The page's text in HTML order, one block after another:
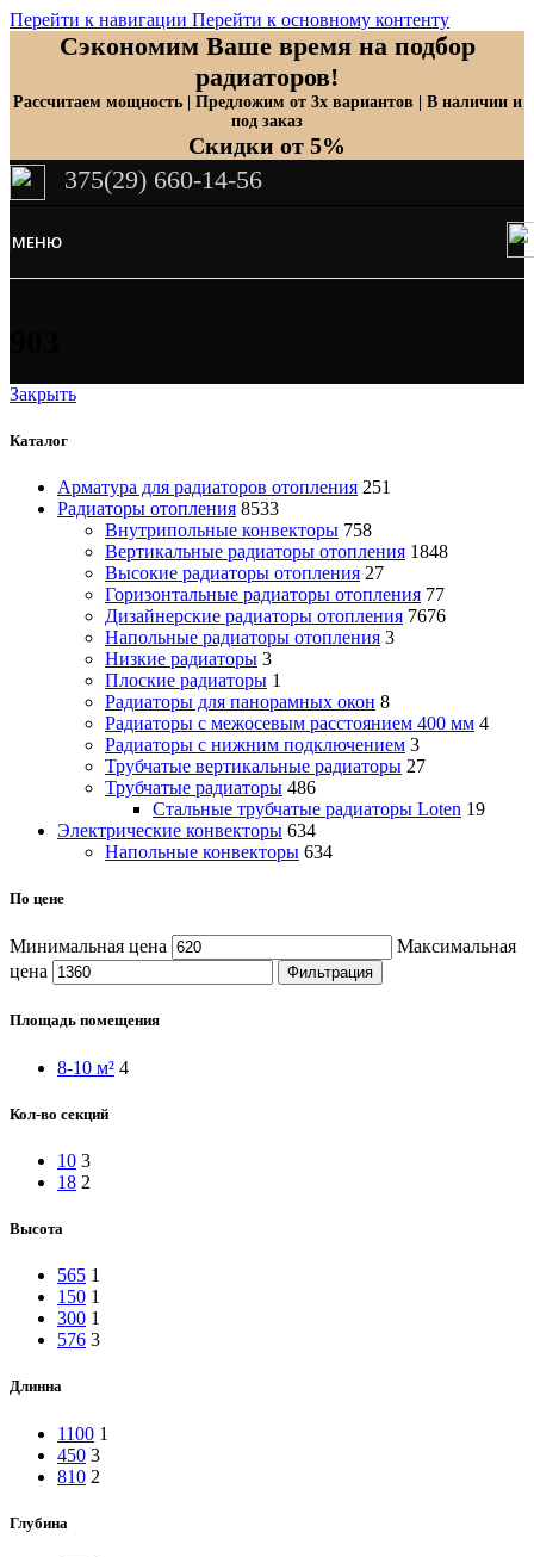
Перейти к навигации Перейти к основному контенту
Сэкономим Ваше время на подбор
радиаторов!
Рассчитаем мощность | Предложим от 3х вариантов | В наличии и
под заказ
Скидки от 5%
375(29) 660-14-56
МЕНЮ
Закрыть
Каталог
Арматура для радиаторов отопления 251
Радиаторы отопления 8533
Внутрипольные конвекторы 758
Вертикальные радиаторы отопления 1848
Высокие радиаторы отопления 27
Горизонтальные радиаторы отопления 77
Дизайнерские радиаторы отопления 7676
Напольные радиаторы отопления 3
Низкие радиаторы 3
Плоские радиаторы 1
Радиаторы для панорамных окон 8
Радиаторы с межосевым расстоянием 400 мм 4
Радиаторы с нижним подключением 3
Трубчатые вертикальные радиаторы 27
Трубчатые радиаторы 486
Cтальные трубчатые радиаторы Loten 19
Электрические конвекторы 634
Напольные конвекторы 634
По цене
Минимальная цена
Максимальная
цена
Фильтрация
Площадь помещения
8-10 м² 4
Кол-во секций
10 3
18 2
Высота
565 1
150 1
300 1
576 3
Длинна
1100 1
450 3
810 2
Глубина